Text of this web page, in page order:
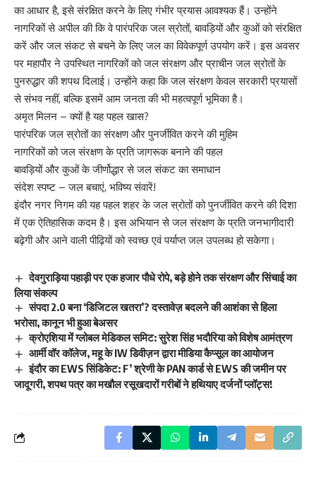
का आधार है, इसे संरक्षित करने के लिए गंभीर प्रयास आवश्यक हैं। उन्होंने
नागरिकों से अपील की कि वे पारंपरिक जल स्रोतों, बावड़ियों और कुओं को संरक्षित
करें और जल संकट से बचने के लिए जल का विवेकपूर्ण उपयोग करें। इस अवसर
पर महापौर ने उपस्थित नागरिकों को जल संरक्षण और प्राचीन जल स्रोतों के
पुनरुद्धार की शपथ दिलाई। उन्होंने कहा कि जल संरक्षण केवल सरकारी प्रयासों
से संभव नहीं, बल्कि इसमें आम जनता की भी महत्वपूर्ण भूमिका है।
अमृत मिलन – क्यों है यह पहल खास?
पारंपरिक जल स्रोतों का संरक्षण और पुनर्जीवित करने की मुहिम
नागरिकों को जल संरक्षण के प्रति जागरूक बनाने की पहल
बावड़ियों और कुओं के जीर्णोद्धार से जल संकट का समाधान
संदेश स्पष्ट – जल बचाएं, भविष्य संवारें!
इंदौर नगर निगम की यह पहल शहर के जल स्रोतों को पुनर्जीवित करने की दिशा
में एक ऐतिहासिक कदम है। इस अभियान से जल संरक्षण के प्रति जनभागीदारी
बढ़ेगी और आने वाली पीढ़ियों को स्वच्छ एवं पर्याप्त जल उपलब्ध हो सकेगा।
देवगुराड़िया पहाड़ी पर एक हजार पौधे रोपे, बड़े होने तक संरक्षण और सिंचाई का
लिया संकल्प
संपदा 2.0 बना ‘डिजिटल खतरा’? दस्तावेज़ बदलने की आशंका से हिला
भरोसा, कानून भी हुआ बेअसर
क्रोएशिया में ग्लोबल मेडिकल समिट: सुरेश सिंह भदौरिया को विशेष आमंत्रण
आर्मी वॉर कॉलेज, महू के IW डिवीज़न द्वारा मीडिया कैप्सूल का आयोजन
इंदौर का EWS सिंडिकेट: F’ श्रेणी के PAN कार्ड से EWS की जमीन पर
जादूगरी, शपथ पत्र का मखौल रसूखदारों गरीबों ने हथियाए दर्जनों प्लॉट्स!